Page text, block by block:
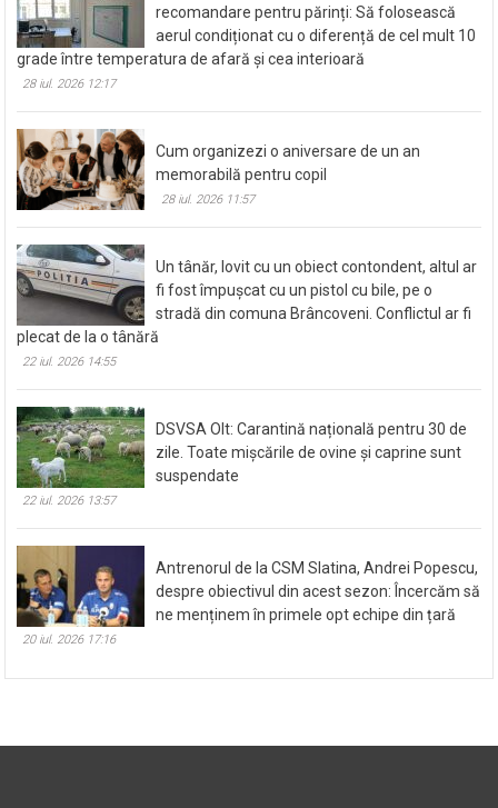
recomandare pentru părinți: Să folosească
aerul condiționat cu o diferență de cel mult 10
grade între temperatura de afară și cea interioară
28 iul. 2026 12:17
Cum organizezi o aniversare de un an
memorabilă pentru copil
28 iul. 2026 11:57
Un tânăr, lovit cu un obiect contondent, altul ar
fi fost împușcat cu un pistol cu bile, pe o
stradă din comuna Brâncoveni. Conflictul ar fi
plecat de la o tânără
22 iul. 2026 14:55
DSVSA Olt: Carantină națională pentru 30 de
zile. Toate mișcările de ovine și caprine sunt
suspendate
22 iul. 2026 13:57
Antrenorul de la CSM Slatina, Andrei Popescu,
despre obiectivul din acest sezon: Încercăm să
ne menținem în primele opt echipe din țară
20 iul. 2026 17:16